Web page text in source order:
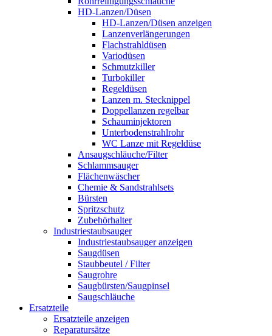
HD-Lanzen/Düsen
HD-Lanzen/Düsen anzeigen
Lanzenverlängerungen
Flachstrahldüsen
Variodüsen
Schmutzkiller
Turbokiller
Regeldüsen
Lanzen m. Stecknippel
Doppellanzen regelbar
Schauminjektoren
Unterbodenstrahlrohr
WC Lanze mit Regeldüse
Ansaugschläuche/Filter
Schlammsauger
Flächenwäscher
Chemie & Sandstrahlsets
Bürsten
Spritzschutz
Zubehörhalter
Industriestaubsauger
Industriestaubsauger anzeigen
Saugdüsen
Staubbeutel / Filter
Saugrohre
Saugbürsten/Saugpinsel
Saugschläuche
Ersatzteile
Ersatzteile anzeigen
Reparatursätze